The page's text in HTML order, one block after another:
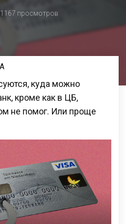
1167 просмотров
А
куда можно
кроме как в ЦБ,
не помог. Или проще